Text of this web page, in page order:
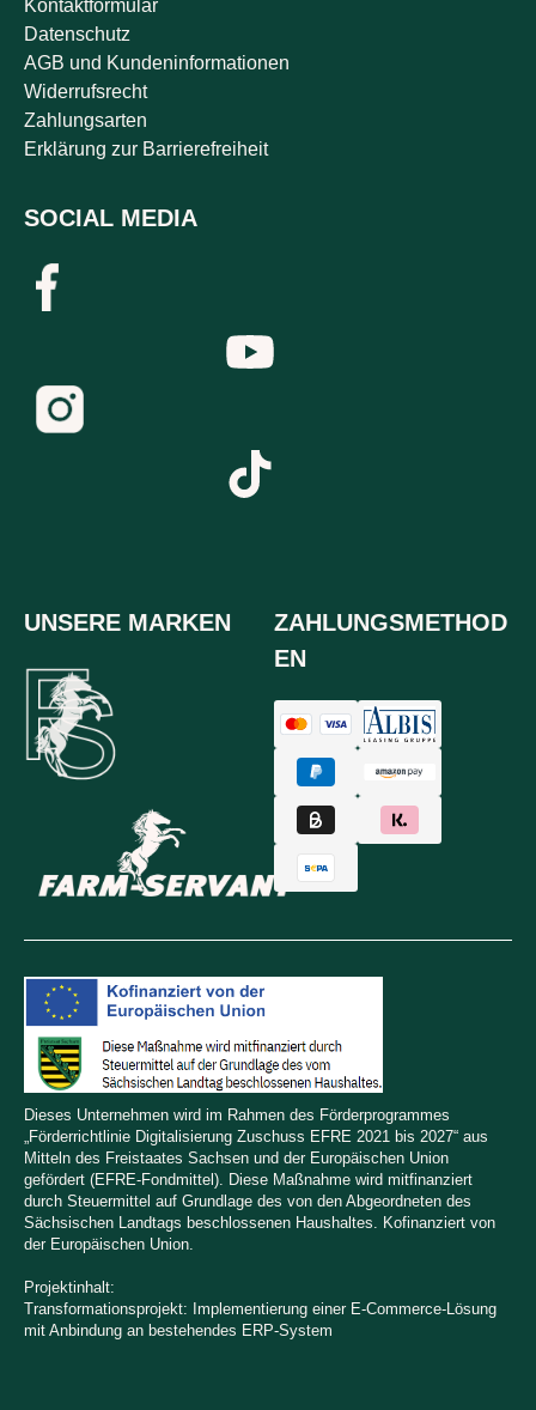
Kontaktformular
Datenschutz
AGB und Kundeninformationen
Widerrufsrecht
Zahlungsarten
Erklärung zur Barrierefreiheit
SOCIAL MEDIA
UNSERE MARKEN
ZAHLUNGSMETHOD
EN
Dieses Unternehmen wird im Rahmen des Förderprogrammes
„Förderrichtlinie Digitalisierung Zuschuss EFRE 2021 bis 2027“ aus
Mitteln des Freistaates Sachsen und der Europäischen Union
gefördert (EFRE-Fondmittel). Diese Maßnahme wird mitfinanziert
durch Steuermittel auf Grundlage des von den Abgeordneten des
Sächsischen Landtags beschlossenen Haushaltes. Kofinanziert von
der Europäischen Union.
Projektinhalt:
Transformationsprojekt: Implementierung einer E-Commerce-Lösung
mit Anbindung an bestehendes ERP-System